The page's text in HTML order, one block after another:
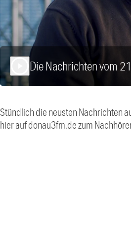
Die Nachrichten vom
Stündlich die neusten Nachrichten
hier auf donau3fm.de zum